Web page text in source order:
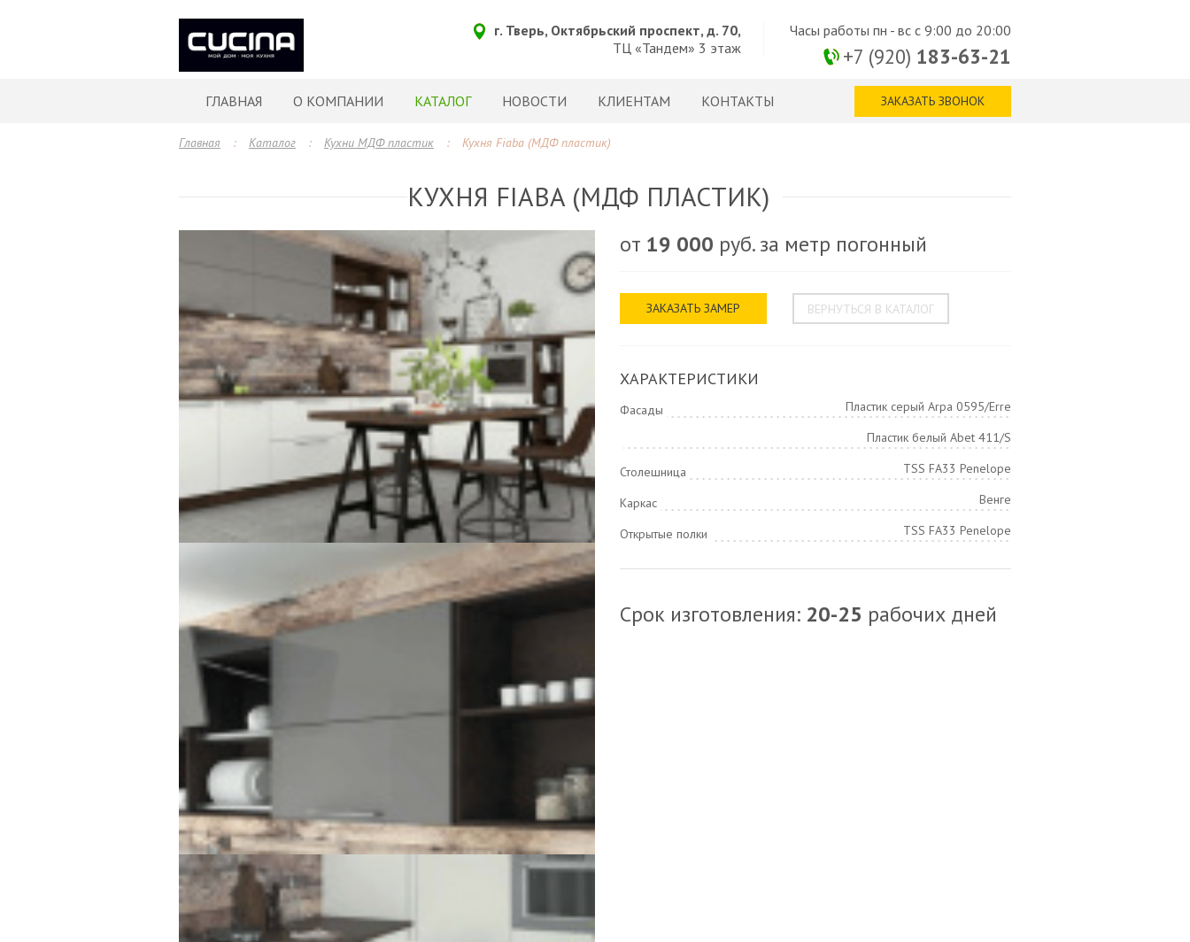
г. Тверь, Октябрьский проспект, д. 70,
ТЦ «Тандем» 3 этаж
Часы работы пн - вс с 9:00 до 20:00
+7 (920) 183-63-21
ГЛАВНАЯ О КОМПАНИИ КАТАЛОГ НОВОСТИ КЛИЕНТАМ КОНТАКТЫ ЗАКАЗАТЬ ЗВОНОК
Главная : Каталог : Кухни МДФ пластик : Кухня Fiaba (МДФ пластик)
КУХНЯ FIABA (МДФ ПЛАСТИК)
от 19 000 руб. за метр погонный
ЗАКАЗАТЬ ЗАМЕР ВЕРНУТЬСЯ В КАТАЛОГ
ХАРАКТЕРИСТИКИ
Фасады
Пластик серый Arpa 0595/Erre
Пластик белый Abet 411/S
Столешница TSS FA33 Penelope
Каркас Венге
Открытые полки TSS FA33 Penelope
Срок изготовления: 20-25 рабочих дней